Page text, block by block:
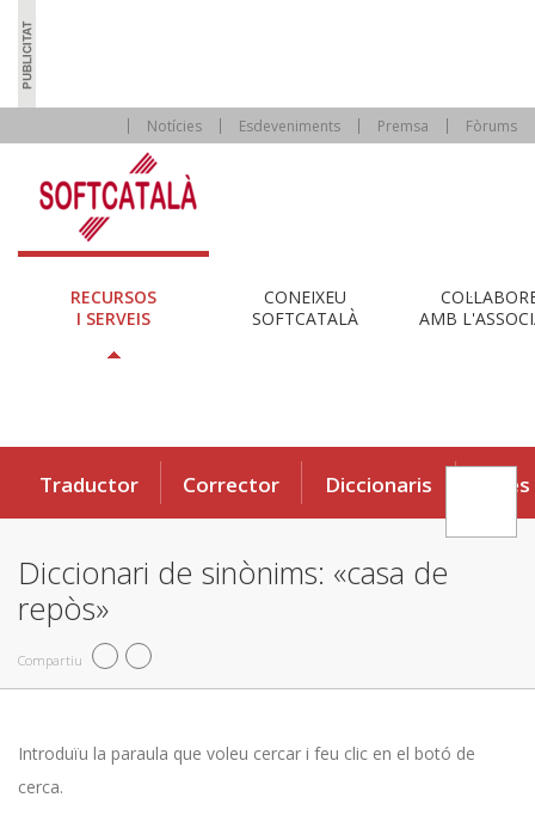
Notícies Esdeveniments Premsa Fòrums
RECURSOS
I SERVEIS
CONEIXEU
SOFTCATALÀ
AMB
Traductor Corrector Diccionaris Eines
Diccionari de sinònims: «casa de
repòs»
Compartiu
Introduïu la paraula que voleu cercar i feu clic en el botó de
cerca.